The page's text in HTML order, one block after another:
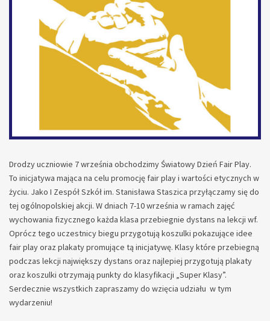
Drodzy uczniowie 7 września obchodzimy Światowy Dzień Fair Play.
To inicjatywa mająca na celu promocję fair play i wartości etycznych w
życiu. Jako I Zespół Szkół im. Stanisława Staszica przyłączamy się do
tej ogólnopolskiej akcji. W dniach 7-10 września w ramach zajęć
wychowania fizycznego każda klasa przebiegnie dystans na lekcji wf.
Oprócz tego uczestnicy biegu przygotują koszulki pokazujące idee
fair play oraz plakaty promujące tą inicjatywę. Klasy które przebiegną
podczas lekcji największy dystans oraz najlepiej przygotują plakaty
oraz koszulki otrzymają punkty do klasyfikacji „Super Klasy”.
Serdecznie wszystkich zapraszamy do wzięcia udziału w tym
wydarzeniu!